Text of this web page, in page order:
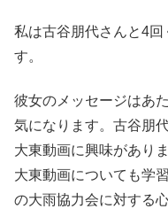
私は古谷朋代さんと4回
す。
彼女のメッセージはあ
気になります。古谷朋
大東動画に興味があり
大東動画についても学
の大雨協力会に対する